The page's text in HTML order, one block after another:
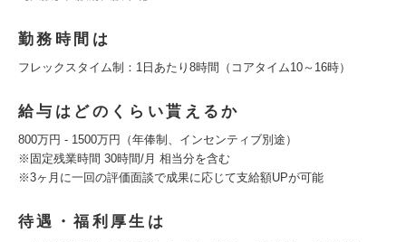
勤務時間は
フレックスタイム制：1日あたり8時間（コアタイム10～16時）
給与はどのくらい貰えるか
800万円 - 1500万円（年俸制、インセンティブ別途）
※固定残業時間 30時間/月 相当分を含む
※3ヶ月に一回の評価面談で成果に応じて支給額UPが可能
待遇・福利厚生は